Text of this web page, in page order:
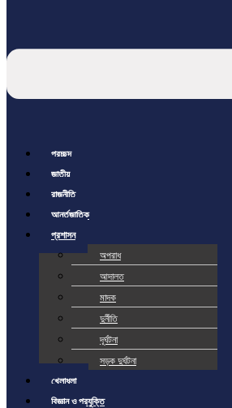
প্রচ্ছদ
জাতীয়
রাজনীতি
আর্ন্তজাতিক
প্রশাসন
অপরাধ
আদালত
মাদক
দুর্নীতি
দূর্ঘটনা
সড়ক দুর্ঘটনা
খেলাধুলা
বিজ্ঞান ও প্রযুক্তি